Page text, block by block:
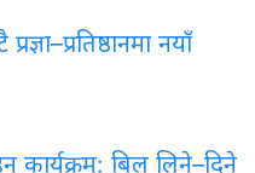
नयाँ
कार्यक्रम: बिल लिने–दिने